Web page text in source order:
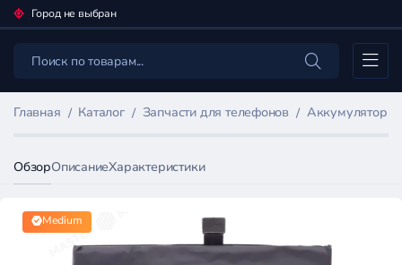
Город не выбран
Каталог
Главная Каталог Запчасти для телефонов Аккумуляторы
ОбзорОписаниеХарактеристики
Medium